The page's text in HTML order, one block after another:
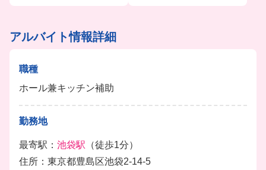
アルバイト情報詳細
職種
ホール兼キッチン補助
勤務地
最寄駅： 池袋駅 （徒歩1分）
住所：東京都豊島区池袋2-14-5